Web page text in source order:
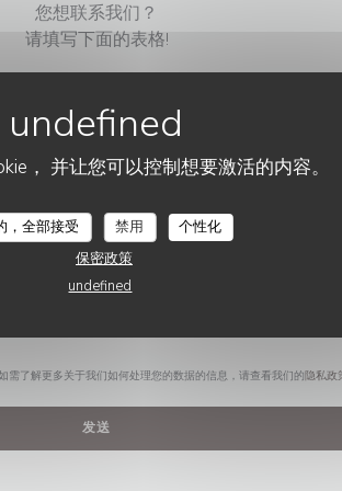
， 并让您可以控制想要激活的内容。
，全部接受 禁用
个性化
保密政策
undefined
您想联系我们？
请填写下面的表格!
需了解更多关于我们如何处理您的数据的信息，请查看我们的隐私政